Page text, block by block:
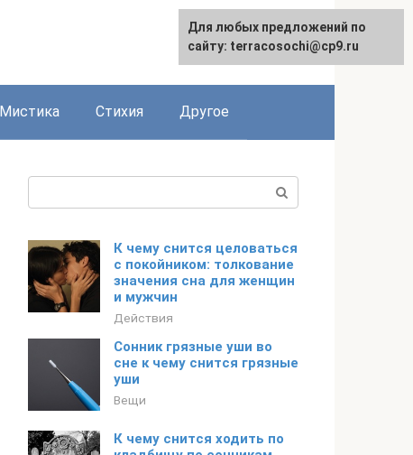
Мистика Стихия Другое
К чему снится целоваться
с покойником: толкование
значения сна для женщин
и мужчин
Действия
Сонник грязные уши во
сне к чему снится грязные
уши
Вещи
К чему снится ходить по
Для любых предложений по
сайту: terracosochi@cp9.ru